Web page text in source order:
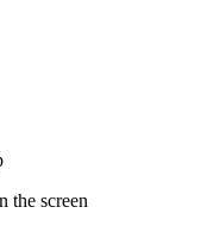
the screen